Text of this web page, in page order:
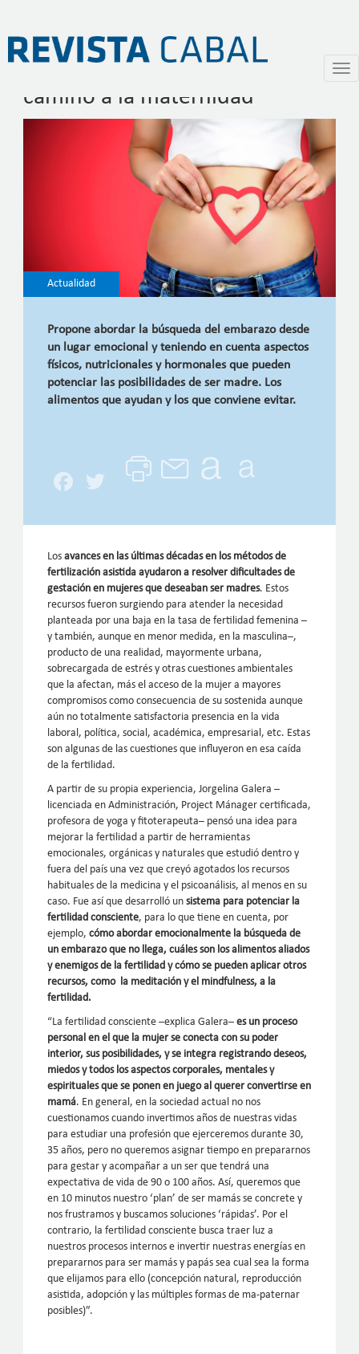
Pasar
contenido
Fertilidad consciente, otro
camino a la maternidad
Actualidad
Propone abordar la búsqueda del embarazo desde
un lugar emocional y teniendo en cuenta aspectos
físicos, nutricionales y hormonales que pueden
potenciar las posibilidades de ser madre. Los
alimentos que ayudan y los que conviene evitar.
Facebook
Twitter
Losavances en las últimas décadas en los métodos de
fertilización asistida ayudaron a resolver dificultades de
gestación en mujeres que deseaban ser madres. Estos
recursos fueron surgiendo para atender la necesidad
planteada por una baja en la tasa de fertilidad femenina –
y también, aunque en menor medida, en la masculina–,
producto de una realidad, mayormente urbana,
sobrecargada de estrés y otras cuestiones ambientales
que la afectan, más el acceso de la mujer a mayores
compromisos como consecuencia de su sostenida aunque
aún no totalmente satisfactoria presencia en la vida
laboral, política, social, académica, empresarial, etc. Estas
son algunas de las cuestiones que influyeron en esa caída
de la fertilidad.
A partir de su propia experiencia, Jorgelina Galera –
licenciada en Administración, Project Mánager certificada,
profesora de yoga y fitoterapeuta– pensó una idea para
mejorar la fertilidad a partir de herramientas
emocionales, orgánicas y naturales que estudió dentro y
fuera del país una vez que creyó agotados los recursos
habituales de la medicina y el psicoanálisis, al menos en su
caso. Fue así que desarrolló unsistema para potenciar la
fertilidad consciente, para lo que tiene en cuenta, por
ejemplo,cómo abordar emocionalmente la búsqueda de
un embarazo que no llega, cuáles son los alimentos aliados
y enemigos de la fertilidad y cómo se pueden aplicar otros
recursos, como la meditación y el mindfulness, a la
fertilidad.
“La fertilidad consciente –explica Galera–es un proceso
personal en el que la mujer se conecta con su poder
interior, sus posibilidades, y se integra registrando deseos,
miedos y todos los aspectos corporales, mentales y
espirituales que se ponen en juego al querer convertirse en
mamá. En general, en la sociedad actual no nos
cuestionamos cuando invertimos años de nuestras vidas
para estudiar una profesión que ejerceremos durante 30,
35 años, pero no queremos asignar tiempo en prepararnos
para gestar y acompañar a un ser que tendrá una
expectativa de vida de 90 o 100 años. Así, queremos que
en 10 minutos nuestro ‘plan’ de ser mamás se concrete y
nos frustramos y buscamos soluciones ‘rápidas’. Por el
contrario, la fertilidad consciente busca traer luz a
nuestros procesos internos e invertir nuestras energías en
prepararnos para ser mamás y papás sea cual sea la forma
que elijamos para ello (concepción natural, reproducción
asistida, adopción y las múltiples formas de ma-paternar
posibles)”.